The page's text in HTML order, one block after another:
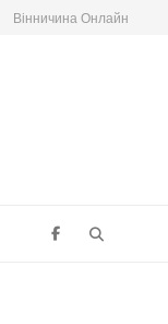
Вінничина Онлайн